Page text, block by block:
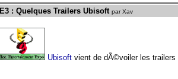
E3 : Quelques Trailers Ubisoft par Xav
Ubisoft vient de dÃ©voiler les